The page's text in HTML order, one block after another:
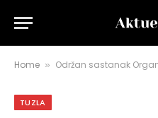
Home » Održan sastanak Organizacionog
TUZLA